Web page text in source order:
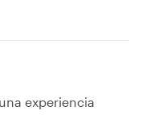
experiencia